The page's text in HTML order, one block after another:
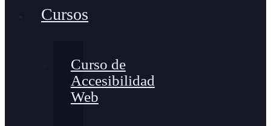
Cursos
Curso de
Accesibilidad
Web